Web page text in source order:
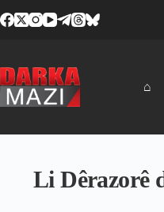
to
⌂
Li Dêrazorê